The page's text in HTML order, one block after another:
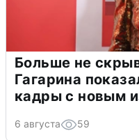
Больше не
Гагарина
кадры с новым
6 августа 59